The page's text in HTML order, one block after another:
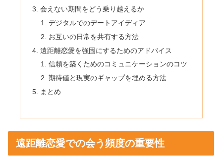
会えない期間をどう乗り越えるか
デジタルでのデートアイディア
お互いの日常を共有する方法
遠距離恋愛を強固にするためのアドバイス
信頼を築くためのコミュニケーションのコツ
期待値と現実のギャップを埋める方法
まとめ
遠距離恋愛での会う頻度の重要性